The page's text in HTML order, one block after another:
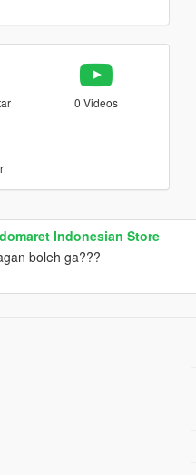
0 Videos
Indonesian Store
boleh ga???